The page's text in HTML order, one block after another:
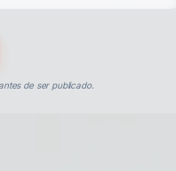
de ser publicado.